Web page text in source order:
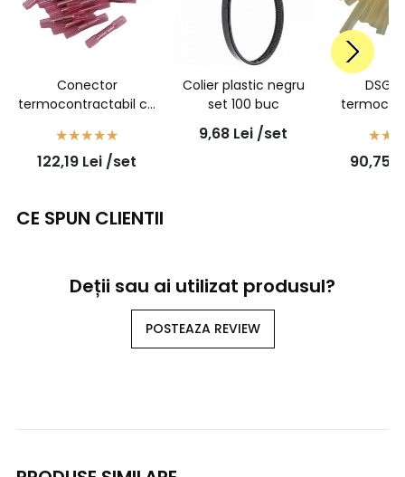
Conector
termocontractabil cu
1,5mmp - 7931100302
- 100buc/set
122,19 Lei /set
Colier plastic negru
set 100 buc
9,68 Lei /set
DSG1
- 6/1,4
90,75
CE SPUN CLIENTII
Deții sau ai utilizat produsul?
POSTEAZA REVIEW